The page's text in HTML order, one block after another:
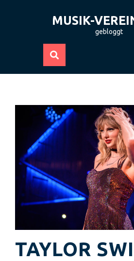
MUSIK-
gebloggt
TAYLOR